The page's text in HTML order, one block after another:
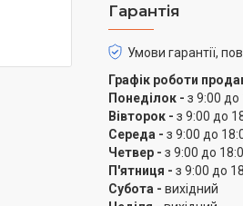
Гарантія
Умови гарантії,
Графік роботи
Понеділок - з 9:00 до
Вівторок - з 9:00 до
Середа - з 9:00 до
Четвер - з 9:00 до
П'ятниця - з 9:00 до
Субота - вихідний